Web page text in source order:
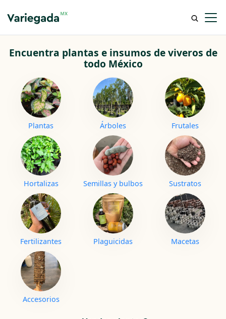
Encuentra plantas e insumos de viveros de
todo México
Plantas Árboles Frutales
Hortalizas Semillas y bulbos Sustratos
Fertilizantes Plaguicidas Macetas
Accesorios